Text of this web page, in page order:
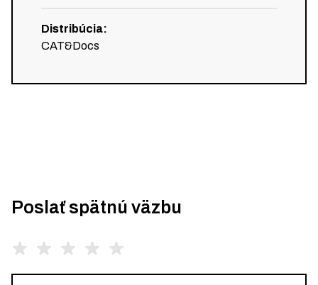
Distribúcia:
CAT&Docs
Poslať spätnú väzbu